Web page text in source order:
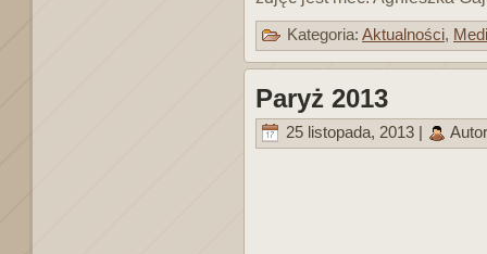
Kategoria: Aktualności,
Paryż 2013
25 listopada, 2013 |